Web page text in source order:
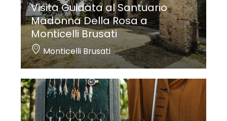
Visita Guidata al Santuario
Madonna Della Rosa a
Monticelli Brusati
Monticelli Brusati